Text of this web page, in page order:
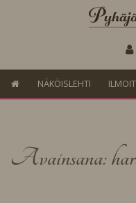
NÄKÖISLEHTI
Avainsana: